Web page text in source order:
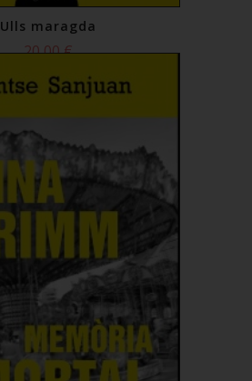
Ulls maragda
20,00 €
Comprar